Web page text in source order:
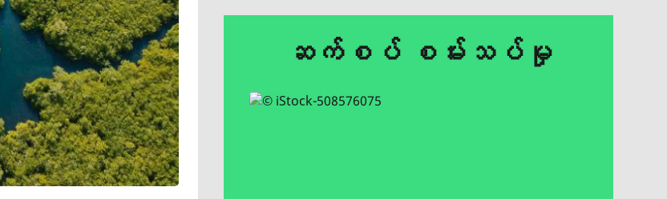
ဆက်စပ် စမ်းသပ်မှု